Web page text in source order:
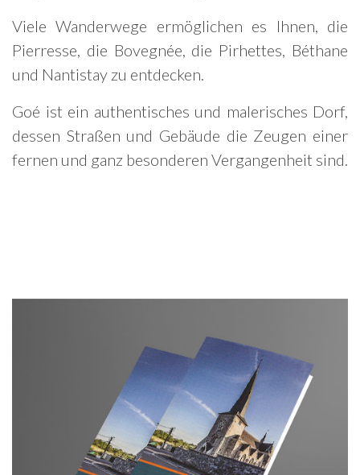
Viele Wanderwege ermöglichen es Ihnen, die
Pierresse, die Bovegnée, die Pirhettes, Béthane
und Nantistay zu entdecken.
Goé ist ein authentisches und malerisches Dorf,
dessen Straßen und Gebäude die Zeugen einer
fernen und ganz besonderen Vergangenheit sind.